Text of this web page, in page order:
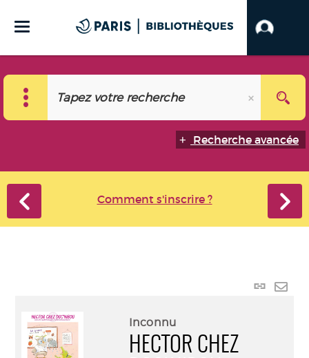
Recherche avancée
Comment s'inscrire ?
Lien
Inconnu
HECTOR CHEZ